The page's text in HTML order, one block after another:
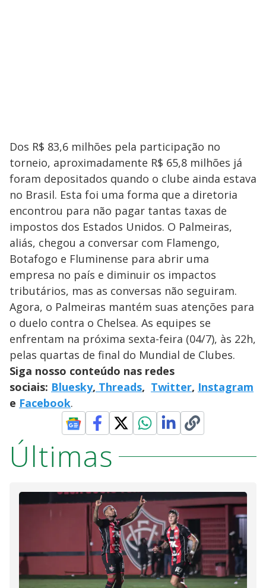
Dos R$ 83,6 milhões pela participação no
torneio, aproximadamente R$ 65,8 milhões já
foram depositados quando o clube ainda estava
no Brasil. Esta foi uma forma que a diretoria
encontrou para não pagar tantas taxas de
impostos dos Estados Unidos. O Palmeiras,
aliás, chegou a conversar com Flamengo,
Botafogo e Fluminense para abrir uma
empresa no país e diminuir os impactos
tributários, mas as conversas não seguiram.
Agora, o Palmeiras mantém suas atenções para
o duelo contra o Chelsea. As equipes se
enfrentam na próxima sexta-feira (04/7), às 22h,
pelas quartas de final do Mundial de Clubes.
Siga nosso conteúdo nas redes
sociais: Bluesky, Threads, Twitter, Instagram
e Facebook.
Últimas